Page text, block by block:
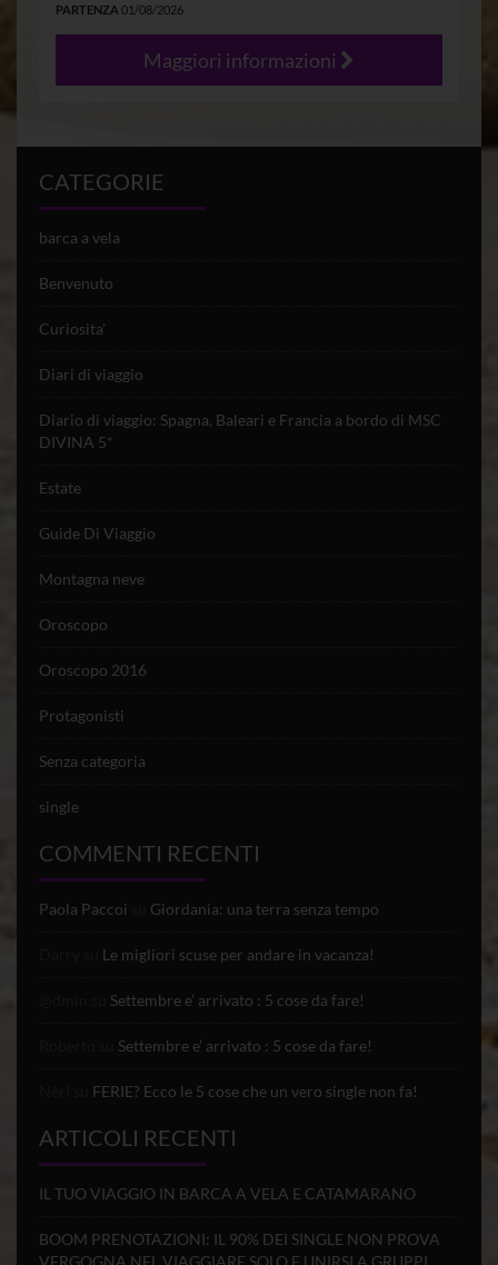
PARTENZA 01/08/2026
Maggiori informazioni
CATEGORIE
barca a vela
Benvenuto
Curiosita'
Diari di viaggio
Diario di viaggio: Spagna, Baleari e Francia a bordo di MSC
DIVINA 5*
Estate
Guide Di Viaggio
Montagna neve
Oroscopo
Oroscopo 2016
Protagonisti
Senza categoria
single
COMMENTI RECENTI
Paola Paccoi Giordania: una terra senza tempo
Le migliori scuse per andare in vacanza!
Settembre e’ arrivato : 5 cose da fare!
Settembre e’ arrivato : 5 cose da fare!
FERIE? Ecco le 5 cose che un vero single non fa!
ARTICOLI RECENTI
IL TUO VIAGGIO IN BARCA A VELA E CATAMARANO
BOOM PRENOTAZIONI: IL 90% DEI SINGLE NON PROVA
VERGOGNA NEL VIAGGIARE SOLO E UNIRSI A GRUPPI